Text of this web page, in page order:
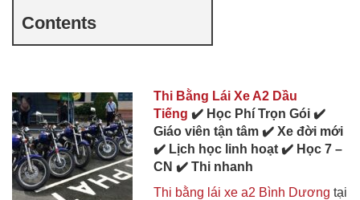
Contents
Thi Bằng Lái Xe A2 Dầu
Tiếng ✔️ Học Phí Trọn Gói ✔️
Giáo viên tận tâm ✔️ Xe đời mới
✔️ Lịch học linh hoạt ✔️ Học 7 –
CN ✔️ Thi nhanh
Thi bằng lái xe a2 Bình Dương tại